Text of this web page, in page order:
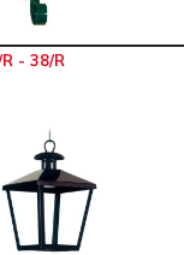
- 38/R